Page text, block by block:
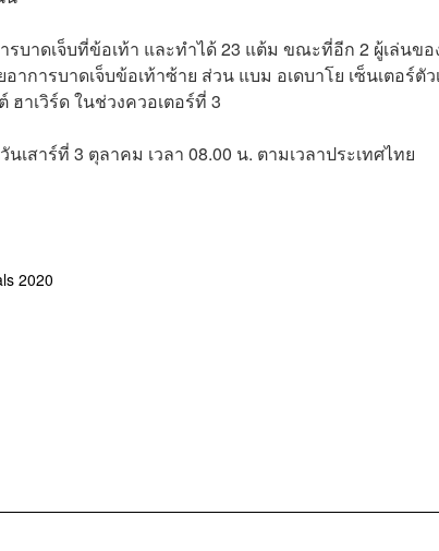
บาดเจ็บที่ข้อเท้า และทำได้ 23 แต้ม ขณะที่อีก 2 ผู้เล่นขอ
การบาดเจ็บข้อเท้าซ้าย ส่วน แบม อเดบาโย เซ็นเตอร์ตัว
าเวิร์ด ในช่วงควอเตอร์ที่ 3
สาร์ที่ 3 ตุลาคม เวลา 08.00 น. ตามเวลาประเทศไทย
2020